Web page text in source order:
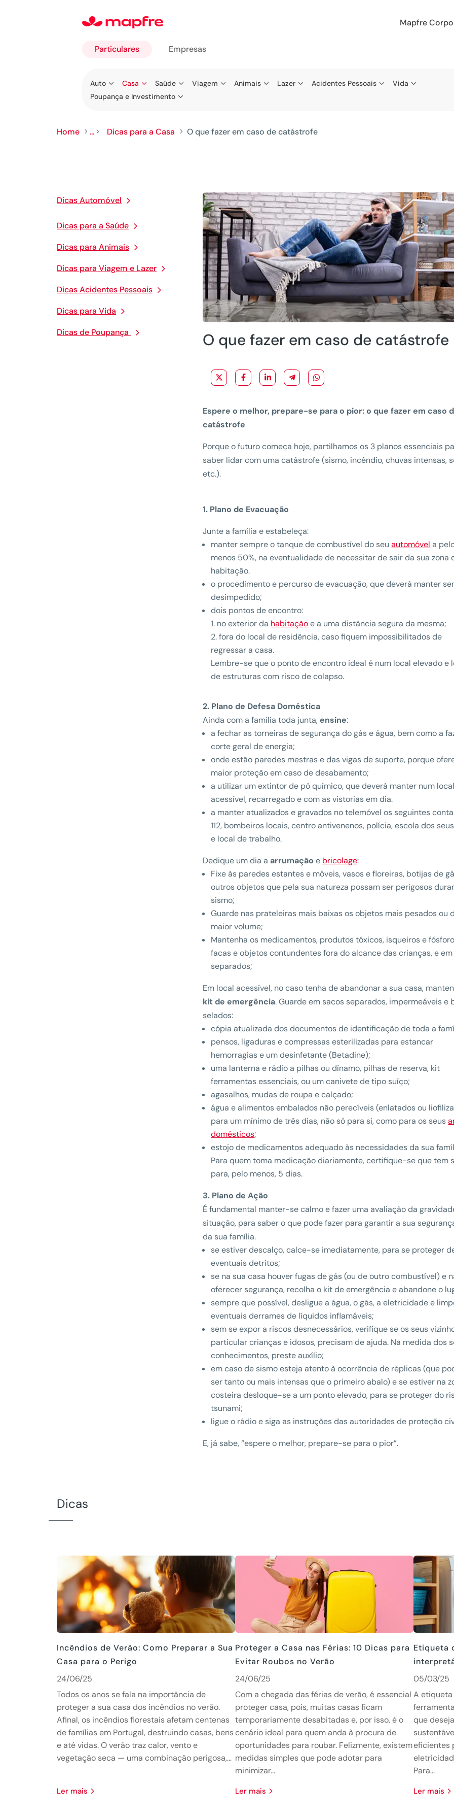
Mapfre
Particulares
Ir para
Particulares
Auto Casa Saúde Viagem Animais Lazer Acidentes Pessoais
Vida
Poupança e Investimento
Empresas
Home 5 ... 5 Dicas para a Casa 5 O que fazer em caso de catástrofe
Dicas Automóvel
Dicas para a Saúde
Dicas para Animais
Dicas para Viagem e Lazer
Dicas Acidentes Pessoais
Dicas para Vida
Dicas de Poupança
O que fazer em caso de catástrofe
Espere o melhor, prepare-se para o pior: o que fazer em caso
catástrofe
Porque o futuro começa hoje, partilhamos os 3 planos essenciais
saber lidar com uma catástrofe (sismo, incêndio, chuvas intensas,
etc.).
1. Plano de Evacuação
Junte a família e estabeleça:
manter sempre o tanque de combustível do seuautomóvel a
menos 50%, na eventualidade de necessitar de sair da sua zona
habitação.
o procedimento e percurso de evacuação, que deverá manter
desimpedido;
dois pontos de encontro:
no exterior da habitaçãoe a uma distância segura da mesma;
fora do local de residência, caso fiquem impossibilitados de
regressar a casa.
Lembre-se que o ponto de encontro ideal é num local elevado e
de estruturas com risco de colapso.
2. Plano de Defesa Doméstica
Ainda com a família toda junta,ensine:
a fechar as torneiras de segurança do gás e água, bem como a
corte geral de energia;
onde estão paredes mestras e das vigas de suporte, porque
maior proteção em caso de desabamento;
a utilizar um extintor de pó químico, que deverá manter num local
acessível, recarregado e com as vistorias em dia.
a manter atualizados e gravados no telemóvel os seguintes
112, bombeiros locais, centro antivenenos, polícia, escola dos
e local de trabalho.
Dedique um dia a arrumação e bricolage:
Fixe às paredes estantes e móveis, vasos e floreiras, botijas de
outros objetos que pela sua natureza possam ser perigosos
sismo;
Guarde nas prateleiras mais baixas os objetos mais pesados ou
maior volume;
Mantenha os medicamentos, produtos tóxicos, isqueiros e
facas e objetos contundentes fora do alcance das crianças, e
separados;
Em local acessível, no caso tenha de abandonar a sua casa,
kit de emergência. Guarde em sacos separados, impermeáveis e
selados:
cópia atualizada dos documentos de identificação de toda a
pensos, ligaduras e compressas esterilizadas para estancar
hemorragias e um desinfetante (Betadine);
uma lanterna e rádio a pilhas ou dínamo, pilhas de reserva, kit
ferramentas essenciais, ou um canivete de tipo suíço;
agasalhos, mudas de roupa e calçado;
água e alimentos embalados não perecíveis (enlatados ou
para um mínimo de três dias, não só para si, como para os seus
domésticos;
estojo de medicamentos adequado às necessidades da sua
Para quem toma medicação diariamente, certifique-se que tem
para, pelo menos, 5 dias.
3. Plano de Ação
É fundamental manter-se calmo e fazer uma avaliação da
situação, para saber o que pode fazer para garantir a sua
da sua família.
se estiver descalço, calce-se imediatamente, para se proteger
eventuais detritos;
se na sua casa houver fugas de gás (ou de outro combustível) e
oferecer segurança, recolha o kit de emergência e abandone o
sempre que possível, desligue a água, o gás, a eletricidade e
eventuais derrames de líquidos inflamáveis;
sem se expor a riscos desnecessários, verifique se os seus
particular crianças e idosos, precisam de ajuda. Na medida dos
conhecimentos, preste auxílio;
em caso de sismo esteja atento à ocorrência de réplicas (que
ser tanto ou mais intensas que o primeiro abalo) e se estiver na
costeira desloque-se a um ponto elevado, para se proteger do
tsunami;
ligue o rádio e siga as instruções das autoridades de proteção
E, já sabe, “espere o melhor, prepare-se para o pior”.
Dicas
Incêndios de Verão: Como Preparar a Sua
Casa para o Perigo
24/06/25
Todos os anos se fala na importância de
proteger a sua casa dos incêndios no verão.
Afinal, os incêndios florestais afetam centenas
de famílias em Portugal, destruindo casas, bens
e até vidas. O verão traz calor, vento e
vegetação seca — uma combinação perigosa,...
Ler mais
Proteger a Casa nas Férias: 10 Dicas para
Evitar Roubos no Verão
24/06/25
Com a chegada das férias de verão, é essencial
proteger casa, pois, muitas casas ficam
temporariamente desabitadas e, por isso, é o
cenário ideal para quem anda à procura de
oportunidades para roubar. Felizmente, existem
medidas simples que pode adotar para
minimizar...
Ler mais
Etiqueta
05/03/25
A
que
eficientes
Para...
Ler mais